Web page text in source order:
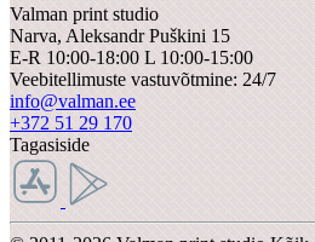
Valman print studio
Narva, Aleksandr Puškini 15
E-R 10:00-18:00 L 10:00-15:00
Veebitellimuste vastuvõtmine: 24/7
info@valman.ee
+372 51 29 170
Tagasiside